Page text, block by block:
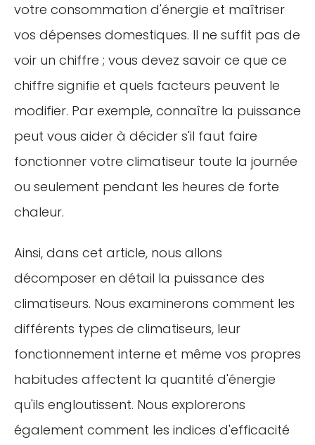
votre consommation d'énergie et maîtriser
vos dépenses domestiques. Il ne suffit pas de
voir un chiffre ; vous devez savoir ce que ce
chiffre signifie et quels facteurs peuvent le
modifier. Par exemple, connaître la puissance
peut vous aider à décider s'il faut faire
fonctionner votre climatiseur toute la journée
ou seulement pendant les heures de forte
chaleur.
Ainsi, dans cet article, nous allons
décomposer en détail la puissance des
climatiseurs. Nous examinerons comment les
différents types de climatiseurs, leur
fonctionnement interne et même vos propres
habitudes affectent la quantité d'énergie
qu'ils engloutissent. Nous explorerons
également comment les indices d'efficacité